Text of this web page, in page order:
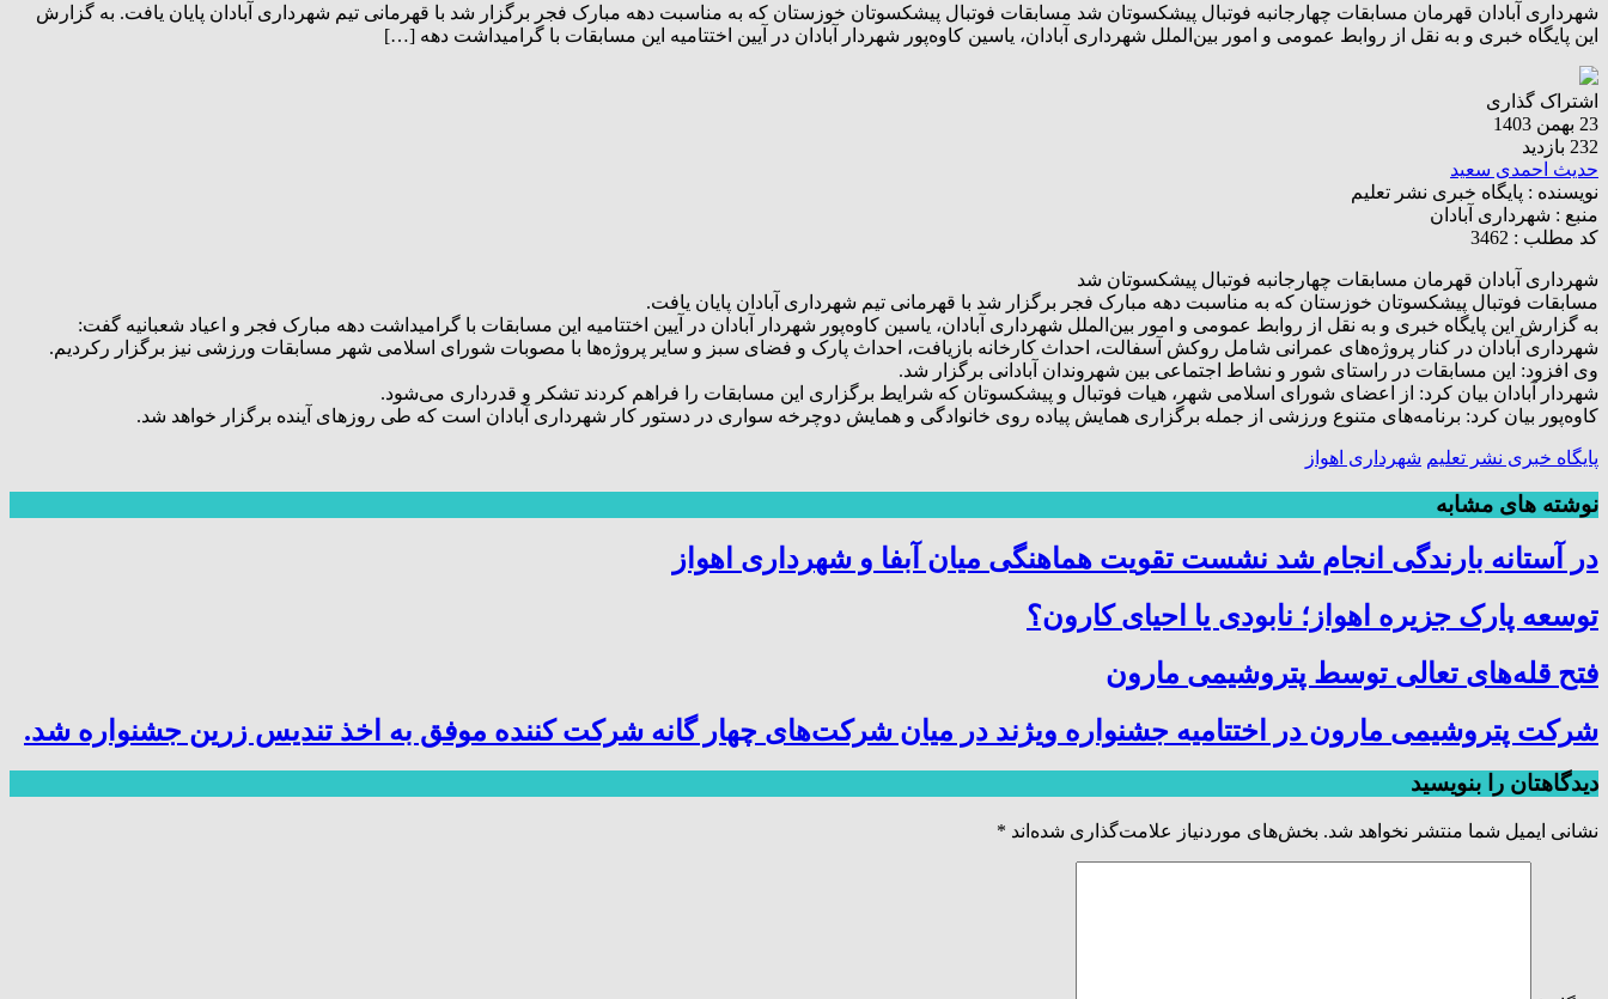
شهرداری آبادان قهرمان مسابقات چهارجانبه فوتبال پیشکسوتان شد مسابقات فوتبال پیشکسوتان خوزستان که به مناسبت دهه مبارک فجر برگزار شد با قهرمانی تیم شهرداری آبادان پایان یافت. به گزارش
این پایگاه خبری و به نقل از روابط عمومی و امور بین‌الملل شهرداری آبادان، یاسین کاوه‌پور شهردار آبادان در آیین اختتامیه این مسابقات با گرامیداشت دهه […]
اشتراک گذاری
23 بهمن 1403
232 بازدید
حدیث احمدی سعید
نویسنده : پایگاه خبری نشر تعلیم
منبع : شهرداری آبادان
کد مطلب : 3462
شهرداری آبادان قهرمان مسابقات چهارجانبه فوتبال پیشکسوتان شد
مسابقات فوتبال پیشکسوتان خوزستان که به مناسبت دهه مبارک فجر برگزار شد با قهرمانی تیم شهرداری آبادان پایان یافت.
به گزارش این پایگاه خبری و به نقل از روابط عمومی و امور بین‌الملل شهرداری آبادان، یاسین کاوه‌پور شهردار آبادان در آیین اختتامیه این مسابقات با گرامیداشت دهه مبارک فجر و اعیاد شعبانیه گفت:
شهرداری آبادان در کنار پروژه‌های عمرانی شامل روکش آسفالت، احداث کارخانه بازیافت، احداث پارک و فضای سبز و سایر پروژه‌ها با مصوبات شورای اسلامی شهر مسابقات ورزشی نیز برگزار رکردیم.
وی افزود: این مسابقات در راستای شور و نشاط اجتماعی بین شهروندان آبادانی برگزار شد.
شهردار آبادان بیان کرد: از اعضای شورای اسلامی شهر، هیات فوتبال و پیشکسوتان که شرایط برگزاری این مسابقات را فراهم کردند تشکر و قدرداری می‌شود.
کاوه‌پور بیان کرد: برنامه‌های متنوع ورزشی از جمله برگزاری همایش پیاده روی خانوادگی و همایش دوچرخه سواری در دستور کار شهرداری آبادان است که طی روزهای آینده برگزار خواهد شد.
پایگاه خبری نشر تعلیم شهرداری اهواز
نوشته های مشابه
در آستانه بارندگی‌ انجام شد نشست تقویت هماهنگی میان آبفا و شهرداری اهواز
توسعه پارک جزیره اهواز؛ نابودی یا احیای کارون؟
فتح‌ قله‌های تعالی توسط پتروشیمی مارون
شرکت پتروشیمی مارون در اختتامیه جشنواره ویژند در میان شرکت‌های چهار گانه شرکت کننده موفق به اخذ تندیس زرین جشنواره شد.
دیدگاهتان را بنویسید
نشانی ایمیل شما منتشر نخواهد شد. بخش‌های موردنیاز علامت‌گذاری شده‌اند *